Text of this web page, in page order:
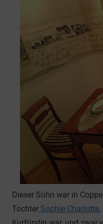
Dieser Sohn war in
Tochter Sophie Charlotte